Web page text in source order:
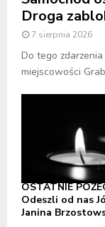
Droga
7 sierpnia 2026
Do tego
miejscowości
OSTATNIE
Odeszli od nas
Janina